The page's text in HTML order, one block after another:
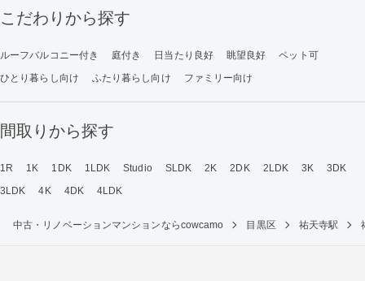
こだわりから探す
ルーフバルコニー付き 庭付き 日当たり良好 眺望良好
ペット可
ひとり暮らし向け
ふたり暮らし向け ファミリー向け
間取りから探す
1R 1K 1DK 1LDK Studio SLDK 2K 2DK 2LDK 3K
3DK
3LDK
4K 4DK 4LDK
中古・リノベーションマンションならcowcamo 目黒区 祐天寺駅